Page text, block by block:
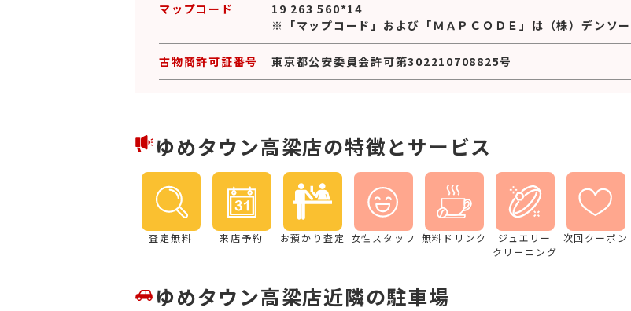
マップコード
19 263 560*14
※「マップコード」および「ＭＡＰＣＯＤＥ」は（株）デンソー
古物商許可証番号 東京都公安委員会許可第302210708825号
ゆめタウン高梁店の特徴とサービス
査定無料 来店予約 お預かり査定 女性スタッフ 無料ドリンク
ジュエリー
クリーニング
次回クーポン
ゆめタウン高梁店近隣の駐車場